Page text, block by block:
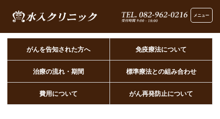
メニュー
がんを告知された方へ 免疫療法について
治療の流れ・期間 標準療法との組み合わせ
費用について がん再発防止について